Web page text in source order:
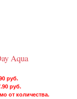
Aqua
руб.
руб.
от количества.